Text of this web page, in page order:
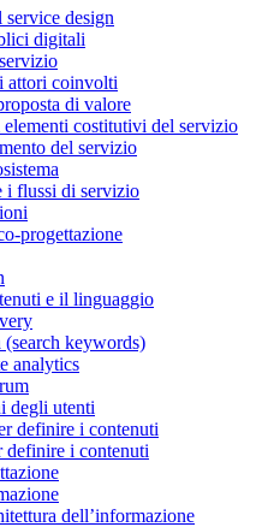
design
digitali
attori coinvolti
di valore
costitutivi del servizio
del servizio
i flussi di servizio
progettazione
e il linguaggio
keywords)
analytics
degli utenti
definire i contenuti
definire i contenuti
dell’informazione